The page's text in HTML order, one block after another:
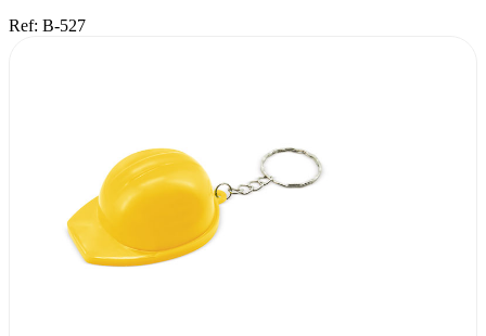
Ref: B-527